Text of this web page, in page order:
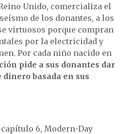
Unido, comercializa el
de los donantes, a los
virtuosos porque compran
por la electricidad y
Por cada niño nacido en
pide a sus donantes dar
basada en sus
6, Modern-Day